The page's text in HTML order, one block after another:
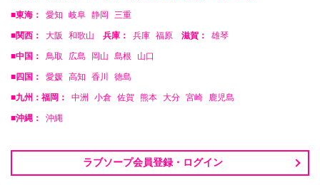
■東海： 愛知 岐阜 静岡 三重
■関西： 大阪 和歌山 兵庫： 兵庫 福原 滋賀： 雄琴
■中国： 鳥取 広島 岡山 島根 山口
■四国： 愛媛 高知 香川 徳島
■九州：福岡： 中洲 小倉 佐賀 熊本 大分 宮崎 鹿児島
■沖縄： 沖縄
ラブソープ会員登録・ログイン